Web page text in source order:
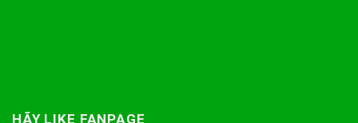
HÃY LIKE FANPAGE